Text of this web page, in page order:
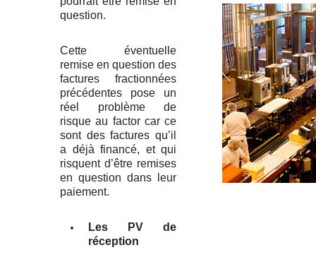
question.
Cette éventuelle
remise en question des
factures fractionnées
précédentes pose un
réel problème de
risque au factor car ce
sont des factures qu’il
a déjà financé, et qui
risquent d’être remises
en question dans leur
paiement.
Les PV de
réception